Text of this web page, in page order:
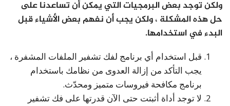
ولكن توجد بعض البرمجيات التي يمكن أن تساعدنا على
حل هذه المشكلة ، ولكن يجب أن نفهم بعض الأشياء قبل
البدء في استخدامها.
قبل استخدام أي برنامج لفك تشفير الملفات المشفرة ،
يجب التأكد من إزالة العدوى من نظامك باستخدام
برنامج مكافحة فيروسات متميز ومحدّث.
لا توجد أداة أثبتت حتى الآن قدرتها على فك تشفير